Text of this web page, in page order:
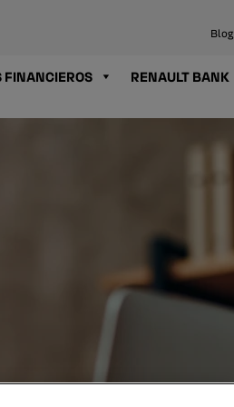
Blog
FINANCIEROS RENAULT BANK